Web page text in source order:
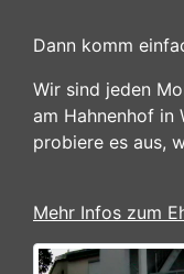
Dann komm
Wir sind jeden
am Hahnenhof in
probiere es aus,
Mehr Infos zum